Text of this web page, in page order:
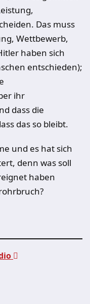
Das muss
Wettbewerb,
haben sich
entschieden);
ihr
dass die
das so bleibt.
und es hat sich
denn was soll
haben